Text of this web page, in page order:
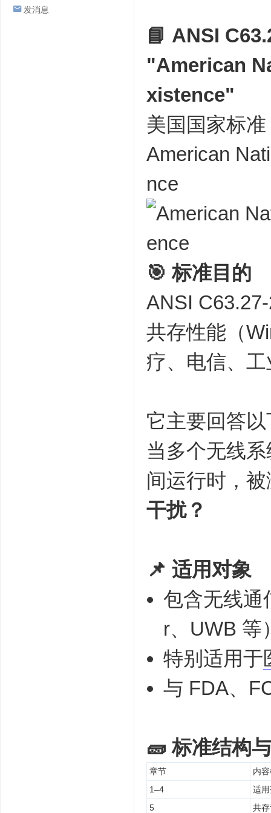
发消息
📘 ANSI
"American
xistence"
美国国家标准
American
nce
🎯标准目的
ANSI
共存性能（
疗、电信、
它主要回答
当多个无线
间运行时，
干扰？
📌 适用对象
包含无线通
r、UWB 等
特别适用于
与 FDA、
🧱标准结构
章节
内
1–4
适
5
共